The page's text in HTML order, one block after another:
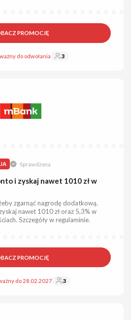
PROMOCJĘ
do odwołania 3
Sprawdzona
i zyskaj nawet 1010 zł w
zgarnąć nagrodę dodatkową.
nawet 1010 zł oraz 5,3% w
Szczegóły w regulaminie.
PROMOCJĘ
do 28.02.2027 3